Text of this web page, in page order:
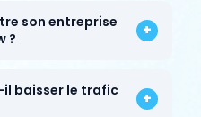
son entreprise
?
+
il baisser le trafic
+